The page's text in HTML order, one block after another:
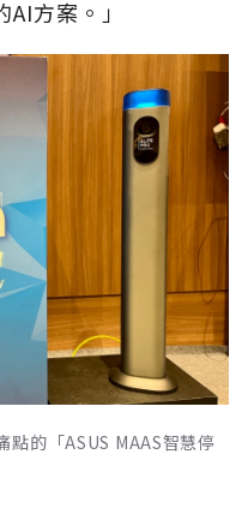
方案。」
的「ASUS MAAS智慧停